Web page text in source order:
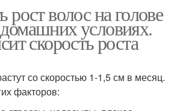
рост волос на голове
условиях.
скорость роста
со скоростью 1-1,5 см в месяц.
факторов: